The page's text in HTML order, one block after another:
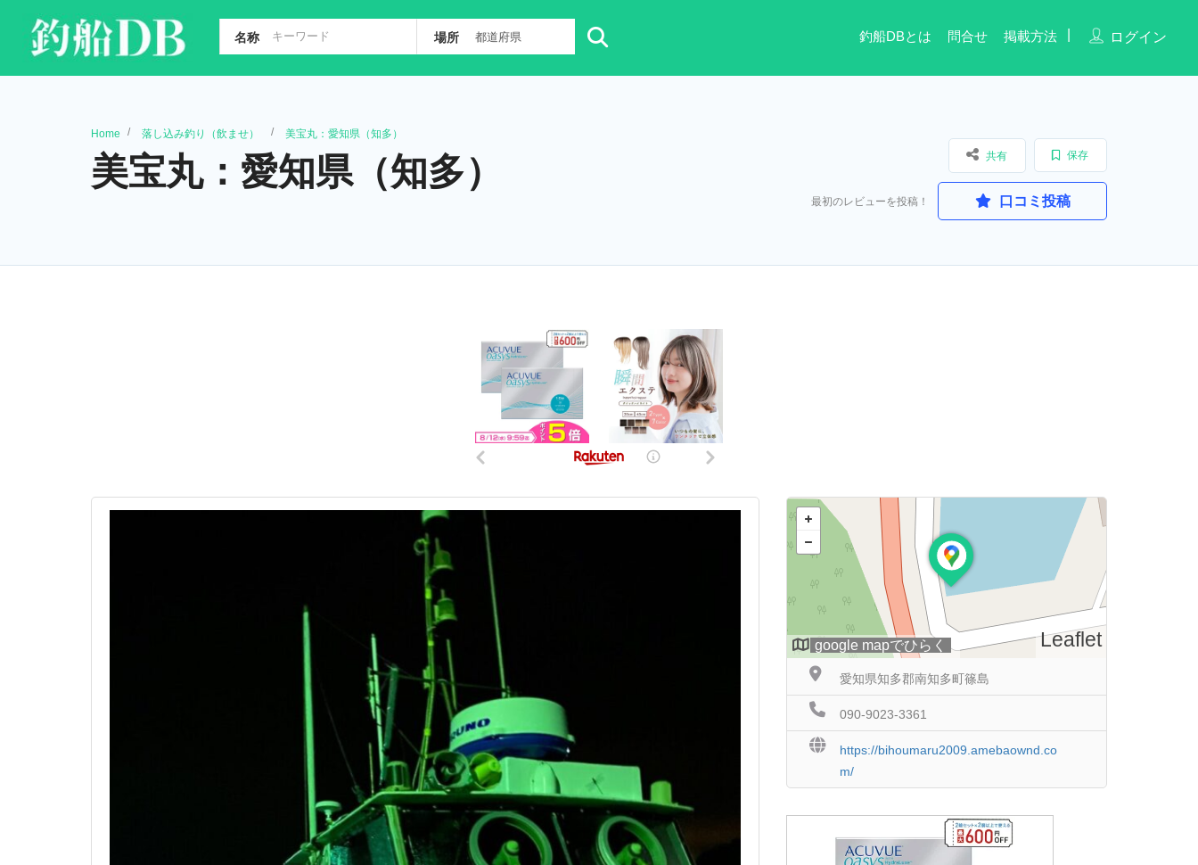
名称 場所 都道府県 ログイン
釣船DBとは 問合せ 掲載方法
Home 落し込み釣り（飲ませ） 美宝丸：愛知県（知多）
美宝丸：愛知県（知多） 保存
共有
最初のレビューを投稿！ 口コミ投稿
Leaflet
google mapでひらく
愛知県知多郡南知多町篠島
090-9023-3361
https://bihoumaru2009.amebaownd.co
m/